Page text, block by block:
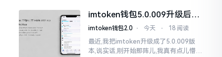
imtoken钱包5.0.009升级后咋
用？老用户实测分享
imtoken钱包2.0 ⋅ 今天 ⋅ 18 阅读
最近,我把imtoken升级成了5.0.009版
本,说实话,刚开始那阵儿,我真有点儿懵,